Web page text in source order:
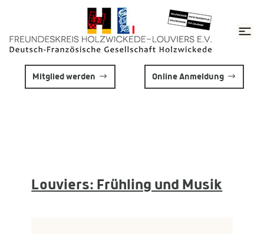
Mitglied werden Online Anmeldung
Louviers: Frühling und Musik